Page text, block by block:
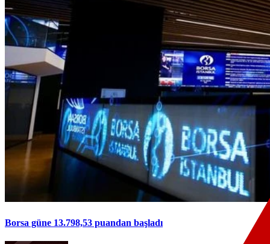
Borsa güne 13.798,53 puandan başladı